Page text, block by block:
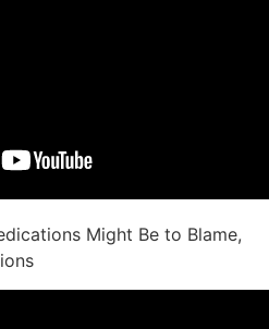
Might Be to Blame,